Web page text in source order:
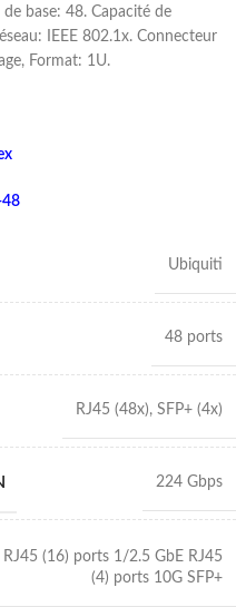
base: 48. Capacité de
IEEE 802.1x. Connecteur
Format: 1U.
48
Ubiquiti
48 ports
RJ45 (48x), SFP+ (4x)
224 Gbps
(16) ports 1/2.5 GbE RJ45
(4) ports 10G SFP+